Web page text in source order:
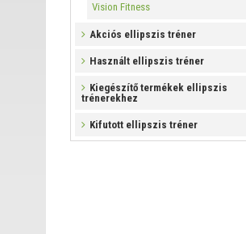
Vision Fitness
Akciós ellipszis tréner
Használt ellipszis tréner
Kiegészítő termékek ellipszis
trénerekhez
Kifutott ellipszis tréner